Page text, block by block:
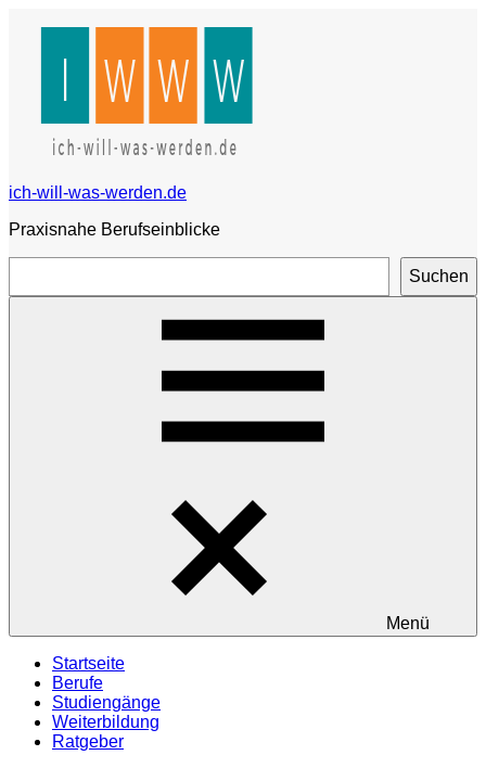
springen
ich-will-was-werden.de
Praxisnahe Berufseinblicke
Suchen
Menü
Startseite
Berufe
Studiengänge
Weiterbildung
Ratgeber